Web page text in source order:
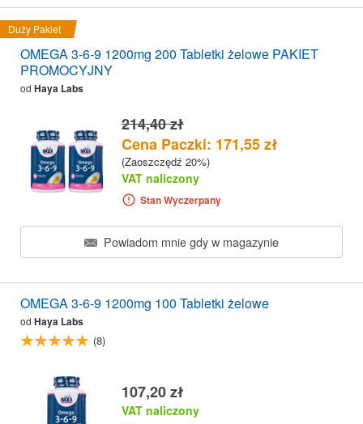
Duży Pakiet
OMEGA 3-6-9 1200mg 200 Tabletki żelowe PAKIET
PROMOCYJNY
od Haya Labs
214,40 zł
Cena Paczki: 171,55 zł
(Zaoszczędź 20%)
VAT naliczony
Stan Wyczerpany
Powiadom mnie gdy w magazynie
OMEGA 3-6-9 1200mg 100 Tabletki żelowe
od Haya Labs
(8)
107,20 zł
VAT naliczony